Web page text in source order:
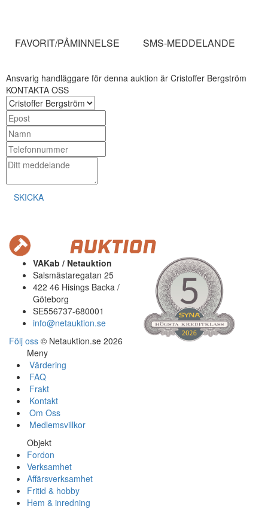
FAVORIT/PÅMINNELSE SMS-MEDDELANDE
Ansvarig handläggare för denna auktion är Cristoffer Bergström
KONTAKTA OSS
SKICKA
VAKab / Netauktion
Salsmästaregatan 25
422 46 Hisings Backa /
Göteborg
SE556737-680001
info@netauktion.se
Följ oss © Netauktion.se 2026
Meny
Värdering
FAQ
Frakt
Kontakt
Om Oss
Medlemsvillkor
Objekt
Fordon
Verksamhet
Affärsverksamhet
Fritid & hobby
Hem & inredning